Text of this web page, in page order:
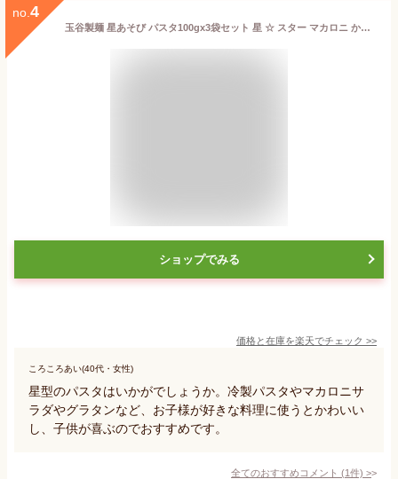
no. 4
玉谷製麺 星あそび パスタ100gx3袋セット 星 ☆ スター マカロニ かわいい お弁当のデコレーション おしゃれ カラーパスタ デコ弁 お料理の色どり デコレーションパスタ トッピング
ショップでみる
価格と在庫を楽天でチェック >>
ころころあい(40代・女性)
星型のパスタはいかがでしょうか。冷製パスタやマカロニサ
ラダやグラタンなど、お子様が好きな料理に使うとかわいい
し、子供が喜ぶのでおすすめです。
全てのおすすめコメント (1件) >